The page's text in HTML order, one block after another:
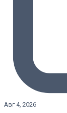
Авг 4, 2026